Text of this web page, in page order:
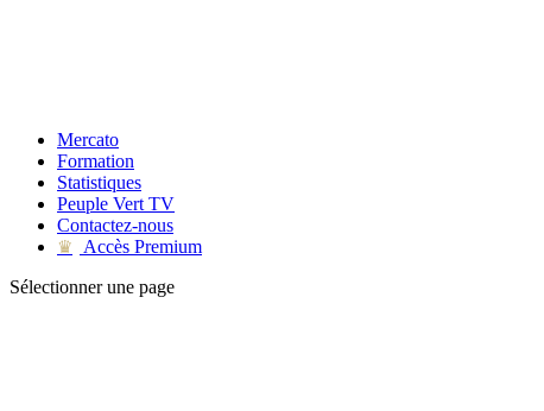
Mercato
Formation
Statistiques
Peuple Vert TV
Contactez-nous
♛
Accès Premium
Sélectionner une page